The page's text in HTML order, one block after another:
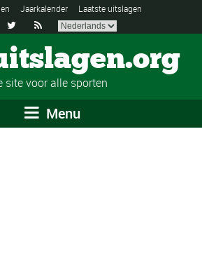
Jaarkalender Laatste uitslagen
 
site voor alle sporten
Menu